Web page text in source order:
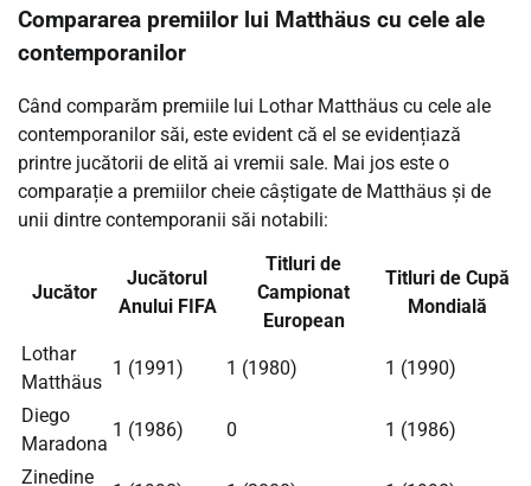
Compararea premiilor lui Matthäus cu cele ale
contemporanilor
Când comparăm premiile lui Lothar Matthäus cu cele ale
contemporanilor săi, este evident că el se evidențiază
printre jucătorii de elită ai vremii sale. Mai jos este o
comparație a premiilor cheie câștigate de Matthäus și de
unii dintre contemporanii săi notabili:
Jucător
Jucătorul
Anului FIFA
Titluri de
Campionat
European
Titluri de Cupă
Mondială
Lothar
Matthäus
1 (1991) 1 (1980) 1 (1990)
Diego
Maradona
1 (1986) 0 1 (1986)
Zinedine